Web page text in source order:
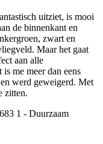
uitziet, is mooi
de binnenkant en
zwart en
Maar het gaat
aan alle
me meer dan eens
werd geweigerd. Met
zitten.